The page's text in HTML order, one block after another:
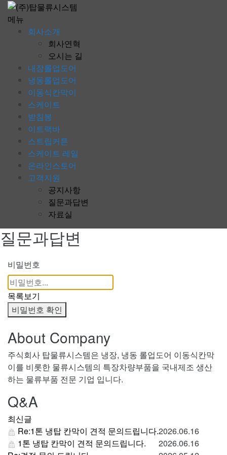
메뉴
회사소개
회사연혁
오시는 길
내장롤업도어
냉동롤업도어
이동식칸막이
스케이트
받침봉
이트랙바
스트립커튼
스케이트 레일
온라인스토어
고객지원
공지사항
질문과답변
자료실
질문과답변
비밀번호
목록보기
비밀번호 확인
About Company
주식회사 탑물류시스템은 냉장, 냉동 롤업도어 이동식칸막
이를 비롯한 물류시스템의 특장차량부품을 국내제조 생산
하는 물류부품 전문 기업 입니다.
Q&A
최신글
Re:1톤 냉탑 칸막이 견적 문의드립니다.2026.06.16
1톤 냉탑 칸막이 견적 문의드립니다.
2026.06.16